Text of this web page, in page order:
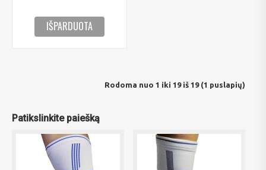
IŠPARDUOTA
Rodoma nuo 1 iki 19 iš 19 (1 puslapių)
Patikslinkite paiešką